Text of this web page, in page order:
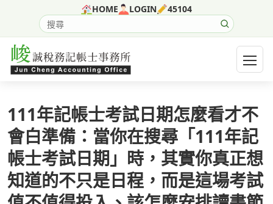
HOME LOGIN 45104
搜尋網站內容
開啟
111年記帳士考試日期怎麼看才不
會白準備：當你在搜尋「111年記
帳士考試日期」時，其實你真正想
知道的不只是日程，而是這場考試